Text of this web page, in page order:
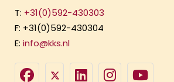
T: +31(0)592-430303
F: +31(0)592-430304
E: info@kks.nl